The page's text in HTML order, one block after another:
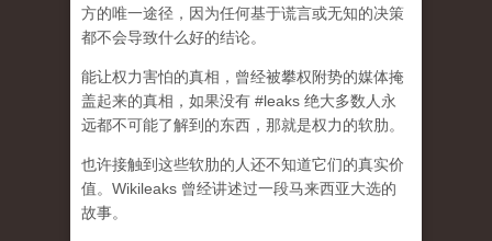
方的唯一途径，因为任何基于谎言或无知的决策
都不会导致什么好的结论。
能让权力害怕的真相，曾经被攀权附势的媒体掩
盖起来的真相，如果没有 #leaks 绝大多数人永
远都不可能了解到的东西，那就是权力的软肋。
也许接触到这些软肋的人还不知道它们的真实价
值。Wikileaks 曾经讲述过一段马来西亚大选的
故事。